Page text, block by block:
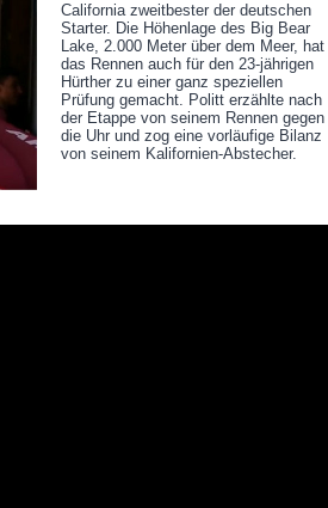
California zweitbester der deutschen
Starter. Die Höhenlage des Big Bear
Lake, 2.000 Meter über dem Meer, hat
das Rennen auch für den 23-jährigen
Hürther zu einer ganz speziellen
Prüfung gemacht. Politt erzählte nach
der Etappe von seinem Rennen gegen
die Uhr und zog eine vorläufige Bilanz
von seinem Kalifornien-Abstecher.